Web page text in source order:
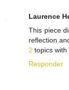
Laurence
This piece
reflection
2 topics with
Responder